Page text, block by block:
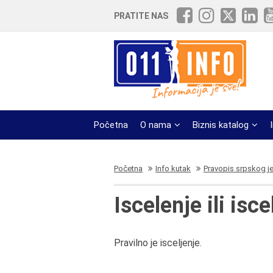
PRATITE NAS
Početna O nama Biznis katalog
Početna Info kutak Pravopis srpskog
Iscelenje ili
Pravilno je isceljenje.